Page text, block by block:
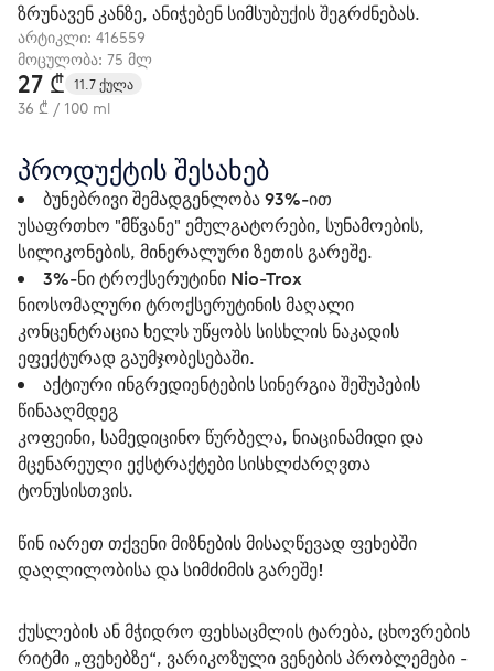
ზრუნავენ კანზე, ანიჭებენ სიმსუბუქის შეგრძნებას.
არტიკლი: 416559
მოცულობა: 75 მლ
27 ₾ 11.7 ქულა
36 ₾ / 100 ml
პროდუქტის შესახებ
ბუნებრივი შემადგენლობა 93%-ით
უსაფრთხო "მწვანე" ემულგატორები, სუნამოების,
სილიკონების, მინერალური ზეთის გარეშე.
3%-ნი ტროქსერუტინი Nio-Trox
ნიოსომალური ტროქსერუტინის მაღალი
კონცენტრაცია ხელს უწყობს სისხლის ნაკადის
ეფექტურად გაუმჯობესებაში.
აქტიური ინგრედიენტების სინერგია შეშუპების
წინააღმდეგ
კოფეინი, სამედიცინო წურბელა, ნიაცინამიდი და
მცენარეული ექსტრაქტები სისხლძარღვთა
ტონუსისთვის.
წინ იარეთ თქვენი მიზნების მისაღწევად ფეხებში
დაღლილობისა და სიმძიმის გარეშე!
ქუსლების ან მჭიდრო ფეხსაცმლის ტარება, ცხოვრების
რიტმი „ფეხებზე“, ვარიკოზული ვენების პრობლემები -